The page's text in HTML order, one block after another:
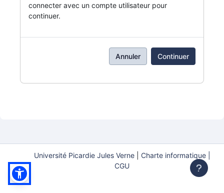
connecter avec un compte utilisateur pour
continuer.
Annuler Continuer
Université Picardie Jules Verne|
Charte informatique |
CGU